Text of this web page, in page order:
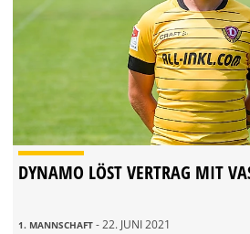
DYNAMO LÖST VERTRAG MIT
1. MANNSCHAFT - 22. JUNI 2021